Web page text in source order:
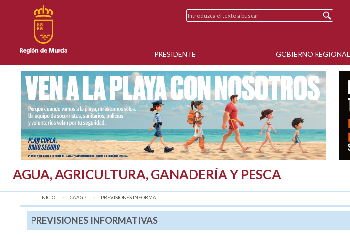
PRESIDENTE GOBIERNO REGIONAL
AGUA, AGRICULTURA, GANADERÍA Y PESCA
INICIO CAAGP AQUÍ:
PREVISIONES INFORMAT...
PREVISIONES INFORMATIVAS